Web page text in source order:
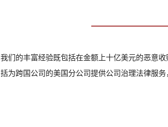
我们的丰富经验既包括在金额上十亿美元的恶意
括为跨国公司的美国分公司提供公司治理法律服